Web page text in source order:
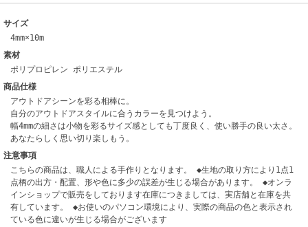
サイズ
4mm×10m
素材
ポリプロピレン ポリエステル
商品仕様
アウトドアシーンを彩る相棒に。
自分のアウトドアスタイルに合うカラーを見つけよう。
幅4mmの細さは小物を彩るサイズ感としても丁度良く、使い勝手の良い太さ。
あなたらしく思い切り楽しもう。
注意事項
こちらの商品は、職人による手作りとなります。 ◆生地の取り方により1点1
点柄の出方・配置、形や色に多少の誤差が生じる場合があります。 ◆オンラ
インショップで販売をしております在庫につきましては、実店舗と在庫を共
有しています。 ◆お使いのパソコン環境により、実際の商品の色と表示され
ている色に違いが生じる場合がございます